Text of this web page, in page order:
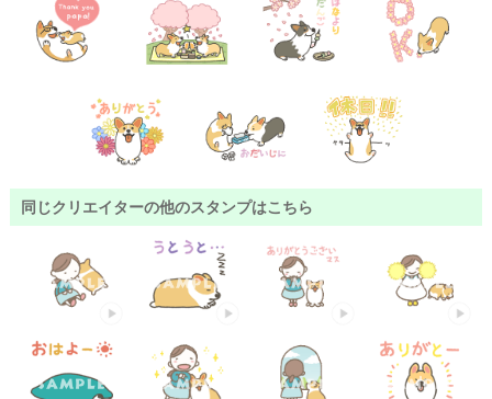
同じクリエイターの他のスタンプはこちら